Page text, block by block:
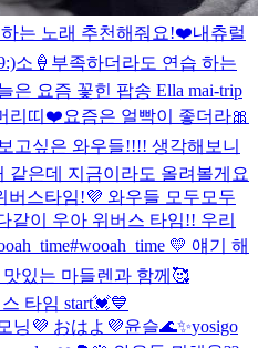
는 노래 추천해줘요!❤️내츄럴
소🍦 부족하더라도 연습 하는
은 요즘 꽃힌 팝송 Ella mai-trip
리띠❤️요즘은 얼빡이 좋더라🎀
고싶은 와우들!!!! 생각해보니
같은데 지금이라도 올려볼게요
버스타임!💜 와우들 모두모두
같이 우아 위버스 타임!! 우리
#wooah_time 💛 얘기 해
있는 마들렌과 함께🥰
타임 start💓💙
닝💜 おはよ💜윤슬🌊✨yosigo